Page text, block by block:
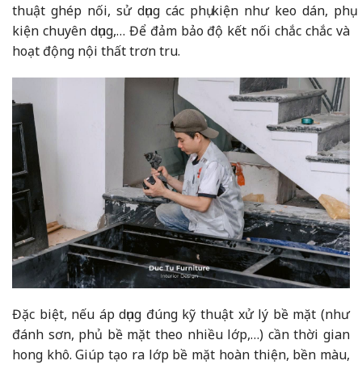
thuật ghép nối, sử dụng các phụ kiện như keo dán, phụ
kiện chuyên dụng,… Để đảm bảo độ kết nối chắc chắc và
hoạt động nội thất trơn tru.
Đặc biệt, nếu áp dụng đúng kỹ thuật xử lý bề mặt (như
đánh sơn, phủ bề mặt theo nhiều lớp,…) cần thời gian
hong khô. Giúp tạo ra lớp bề mặt hoàn thiện, bền màu,